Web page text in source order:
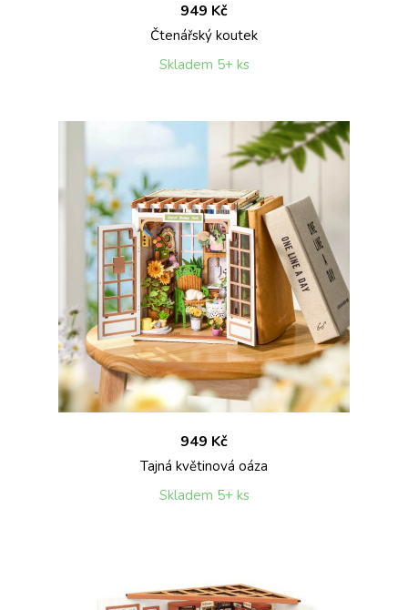
949 Kč
Čtenářský koutek
Skladem 5+ ks
949 Kč
Tajná květinová oáza
Skladem 5+ ks